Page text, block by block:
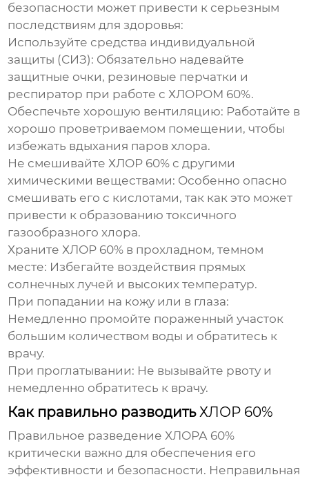
безопасности может привести к серьезным
последствиям для здоровья:
Используйте средства индивидуальной
защиты (СИЗ): Обязательно надевайте
защитные очки, резиновые перчатки и
респиратор при работе сХЛОРОМ 60%.
Обеспечьте хорошую вентиляцию: Работайте в
хорошо проветриваемом помещении, чтобы
избежать вдыхания паров хлора.
Не смешивайтеХЛОР 60% с другими
химическими веществами: Особенно опасно
смешивать его с кислотами, так как это может
привести к образованию токсичного
газообразного хлора.
ХранитеХЛОР 60% в прохладном, темном
месте: Избегайте воздействия прямых
солнечных лучей и высоких температур.
При попадании на кожу или в глаза:
Немедленно промойте пораженный участок
большим количеством воды и обратитесь к
врачу.
При проглатывании: Не вызывайте рвоту и
немедленно обратитесь к врачу.
Как правильно разводитьХЛОР 60%
Правильное разведениеХЛОРА 60%
критически важно для обеспечения его
эффективности и безопасности. Неправильная